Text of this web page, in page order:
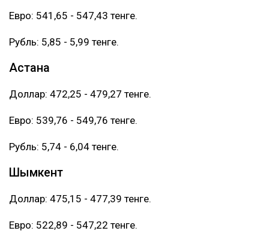
Евро: 541,65 - 547,43 тенге.
Рубль: 5,85 - 5,99 тенге.
Астана
Доллар: 472,25 - 479,27 тенге.
Евро: 539,76 - 549,76 тенге.
Рубль: 5,74 - 6,04 тенге.
Шымкент
Доллар: 475,15 - 477,39 тенге.
Евро: 522,89 - 547,22 тенге.